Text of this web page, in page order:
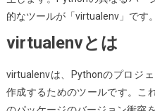
的なツールが「virtualenv」です。
virtualenvとは
virtualenvは、Pythonのプロジ
作成するためのツールです。こ